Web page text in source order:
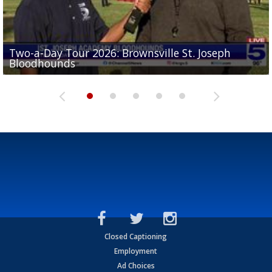
Two-a-Day Tour 2026: Brownsville St. Joseph
Bloodhounds
Two-a-Day Tour 2026: St. Joseph Academy
Bloodhounds
Two-a-Day Tour 2026: Sharyland Rattlers
Sit-down interview with UTRGV wide receiver
Tavian Cord
Two-a-Day Tour 2026: Raymondville Bearkats
Closed Captioning
Employment
Ad Choices